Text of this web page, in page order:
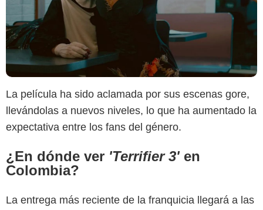
La película ha sido aclamada por sus escenas gore,
llevándolas a nuevos niveles, lo que ha aumentado la
expectativa entre los fans del género.
¿En dónde ver 'Terrifier 3'en
Colombia?
La entrega más reciente de la franquicia llegará a las